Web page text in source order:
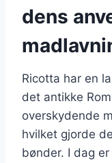
dens
Ricotta har en
det antikke
overskydende
hvilket gjorde
bønder. I dag